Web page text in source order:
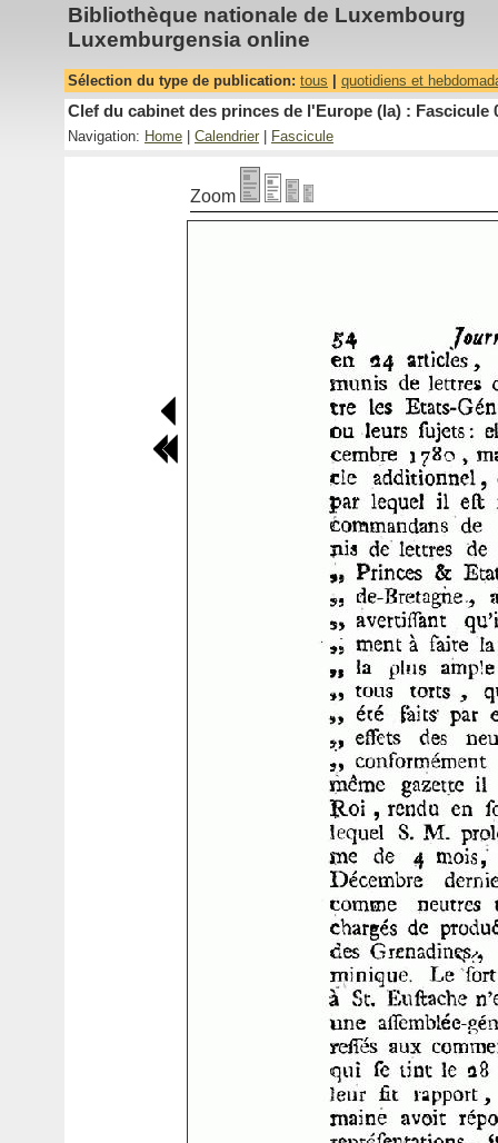
Bibliothèque nationale de Luxembourg
Luxemburgensia online
Sélection du type de publication: tous quotidiens et
Clef du cabinet des princes de l'Europe (la) : Fascicule
Navigation: Home Calendrier Fascicule
Zoom